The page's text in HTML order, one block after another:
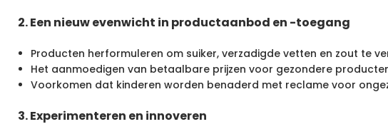
2. Een nieuw evenwicht in productaanbod en -toegang
Producten herformuleren om suiker, verzadigde vetten en zout te
Het aanmoedigen van betaalbare prijzen voor gezondere
Voorkomen dat kinderen worden benaderd met reclame voor
3. Experimenteren en innoveren